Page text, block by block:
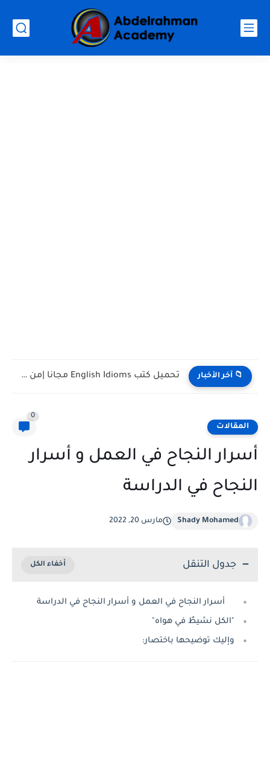
📁 آخر الأخبار تحميل كتب تدريس اللغة الإنجليزية PDF مجانا | TESOL وTEFL
المقالات
0
أسرار النجاح في العمل و أسرار
النجاح في الدراسة
Shady Mohamed مارس 20, 2022
جدول التنقل
أسرار النجاح في العمل و أسرار النجاح في الدراسة
"الكل نشيطٌ في هواه"
وإليك توضيحها باختصار: